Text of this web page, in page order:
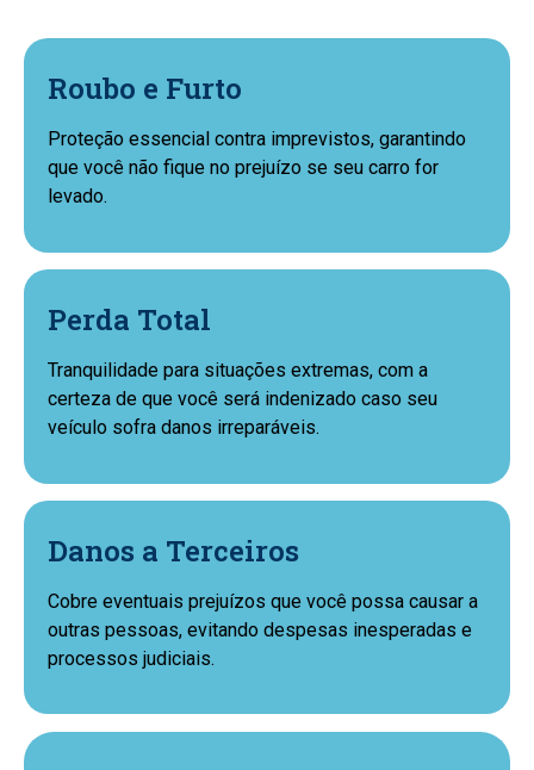
Roubo e Furto
Proteção essencial contra imprevistos, garantindo
que você não fique no prejuízo se seu carro for
levado.
Perda Total
Tranquilidade para situações extremas, com a
certeza de que você será indenizado caso seu
veículo sofra danos irreparáveis.
Danos a Terceiros
Cobre eventuais prejuízos que você possa causar a
outras pessoas, evitando despesas inesperadas e
processos judiciais.